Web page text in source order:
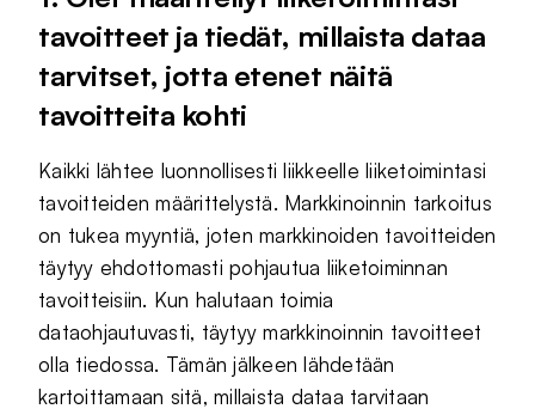
tavoitteet ja tiedät, millaista dataa
tarvitset, jotta etenet näitä
tavoitteita kohti
Kaikki lähtee luonnollisesti liikkeelle liiketoimintasi
tavoitteiden määrittelystä. Markkinoinnin tarkoitus
on tukea myyntiä, joten markkinoiden tavoitteiden
täytyy ehdottomasti pohjautua liiketoiminnan
tavoitteisiin. Kun halutaan toimia
dataohjautuvasti, täytyy markkinoinnin tavoitteet
olla tiedossa. Tämän jälkeen lähdetään
kartoittamaan sitä, millaista dataa tarvitaan